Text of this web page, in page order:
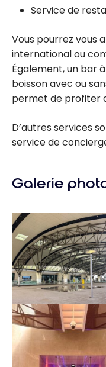
Service de
Vous pourrez vous
international ou
Également, un bar
boisson avec ou
permet de profiter
D’autres services
service de
Galerie